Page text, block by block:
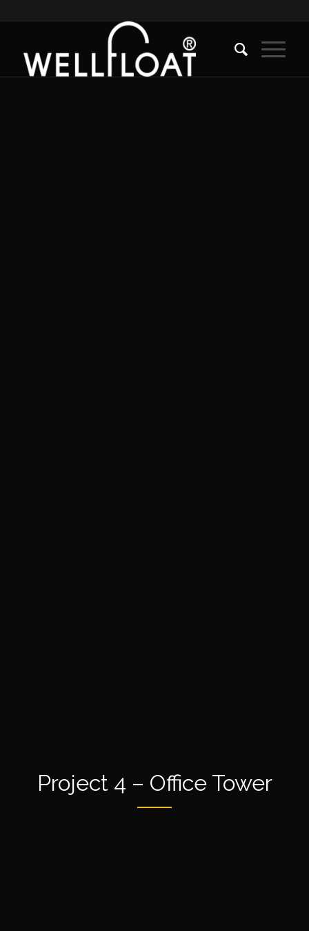
Project 4 – Office Tower